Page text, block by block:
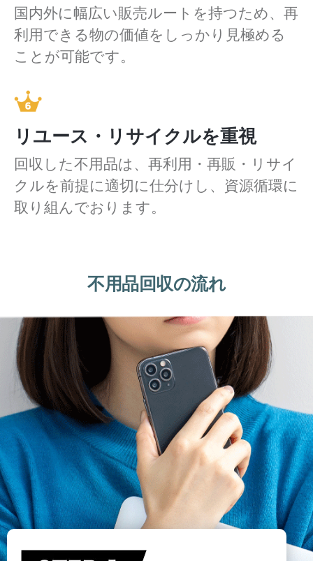
国内外に幅広い販売ルートを持つため、再
利用できる物の価値をしっかり見極める
ことが可能です。
リユース・リサイクルを重視
回収した不用品は、再利用・再販・リサイ
クルを前提に適切に仕分けし、資源循環に
取り組んでおります。
不用品回収の流れ